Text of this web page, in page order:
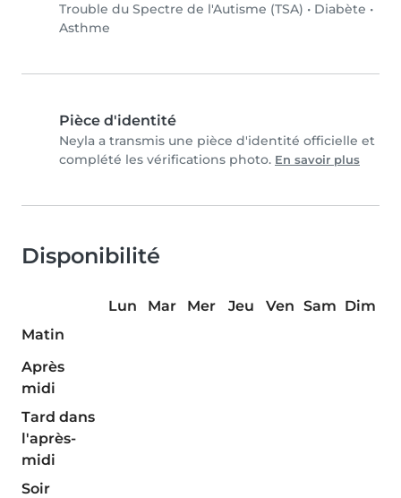
Trouble du Spectre de l'Autisme (TSA) • Diabète •
Asthme
Pièce d'identité
Neyla a transmis une pièce d'identité officielle et
complété les vérifications photo. En savoir plus
Disponibilité
Lun Mar Mer Jeu Ven Sam Dim
Matin
Après
midi
Tard dans
l'après-
midi
Soir